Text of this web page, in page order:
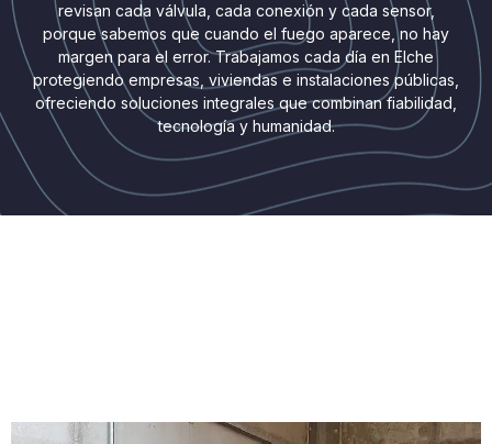
revisan cada válvula, cada conexión y cada sensor,
porque sabemos que cuando el fuego aparece, no hay
margen para el error. Trabajamos cada día en Elche
protegiendo empresas, viviendas e instalaciones públicas,
ofreciendo soluciones integrales que combinan fiabilidad,
tecnología y humanidad.